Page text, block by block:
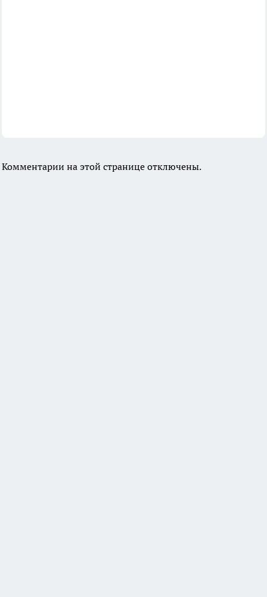
Комментарии на этой странице отключены.